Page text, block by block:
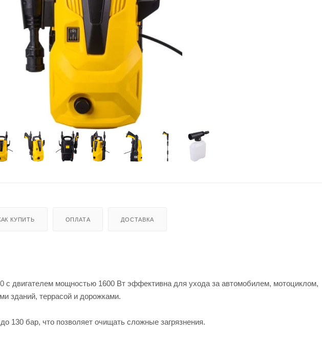
КУПИТЬ ОПЛАТА ДОСТАВКА
с двигателем мощностью 1600 Вт эффективна для ухода за автомобилем, мотоциклом,
зданий, террасой и дорожками.
130 бар, что позволяет очищать сложные загрязнения.